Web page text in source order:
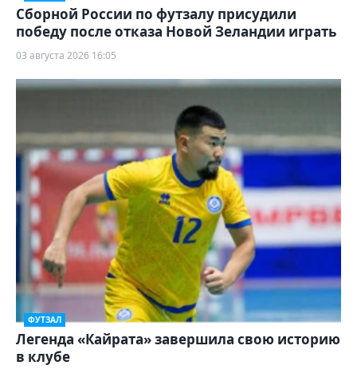
Сборной России по футзалу присудили
победу после отказа Новой Зеландии играть
03 августа 2026 16:05
ФУТЗАЛ
Легенда «Кайрата» завершила свою историю
в клубе